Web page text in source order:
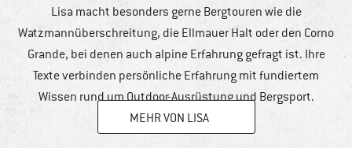
Lisa macht besonders gerne Bergtouren wie die
Watzmannüberschreitung, die Ellmauer Halt oder den Corno
Grande, bei denen auch alpine Erfahrung gefragt ist. Ihre
Texte verbinden persönliche Erfahrung mit fundiertem
Wissen rund um Outdoor-Ausrüstung und Bergsport.
MEHR VON LISA